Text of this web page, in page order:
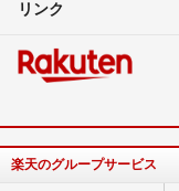
リンク
楽天のグループサービス